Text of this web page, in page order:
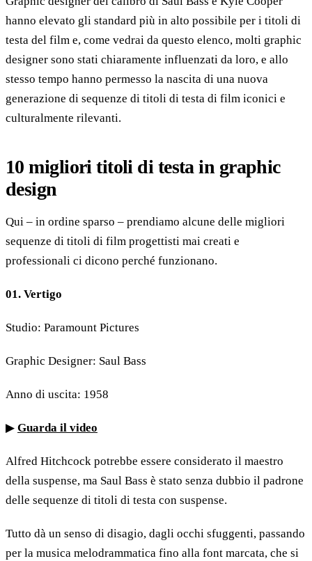
hanno elevato gli standard più in alto possibile per i titoli di
testa del film e, come vedrai da questo elenco, molti graphic
designer sono stati chiaramente influenzati da loro, e allo
stesso tempo hanno permesso la nascita di una nuova
generazione di sequenze di titoli di testa di film iconici e
culturalmente rilevanti.
10 migliori titoli di testa in graphic
design
Qui – in ordine sparso – prendiamo alcune delle migliori
sequenze di titoli di film progettisti mai creati e
professionali ci dicono perché funzionano.
01. Vertigo
Studio: Paramount Pictures
Graphic Designer: Saul Bass
Anno di uscita: 1958
▶ Guarda il video
Alfred Hitchcock potrebbe essere considerato il maestro
della suspense, ma Saul Bass è stato senza dubbio il padrone
delle sequenze di titoli di testa con suspense.
Tutto dà un senso di disagio, dagli occhi sfuggenti, passando
per la musica melodrammatica fino alla font marcata, che si